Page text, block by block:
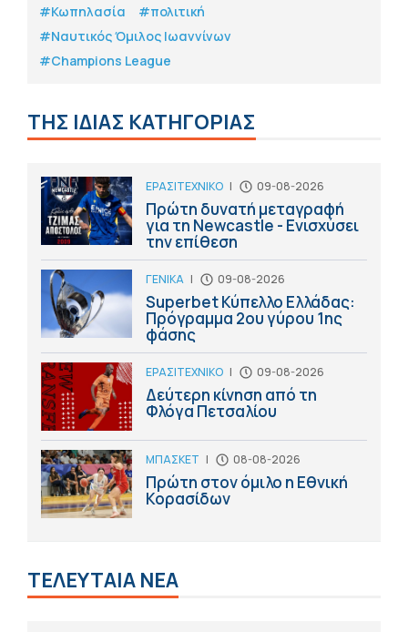
#Κωπηλασία
#πολιτική
#Ναυτικός Όμιλος Ιωαννίνων
#Champions League
ΤΗΣ ΙΔΙΑΣ ΚΑΤΗΓΟΡΙΑΣ
ΕΡΑΣΙΤΕΧΝΙΚΟ | 09-08-2026
Πρώτη δυνατή μεταγραφή
για τη Newcastle - Ενισχύσει
την επίθεση
ΓΕΝΙΚΑ | 09-08-2026
Superbet Κύπελλο Ελλάδας:
Πρόγραμμα 2ου γύρου 1ης
φάσης
ΕΡΑΣΙΤΕΧΝΙΚΟ | 09-08-2026
Δεύτερη κίνηση από τη
Φλόγα Πετσαλίου
ΜΠΑΣΚΕΤ | 08-08-2026
Πρώτη στον όμιλο η Εθνική
Κορασίδων
ΤΕΛΕΥΤΑΙΑ ΝΕΑ